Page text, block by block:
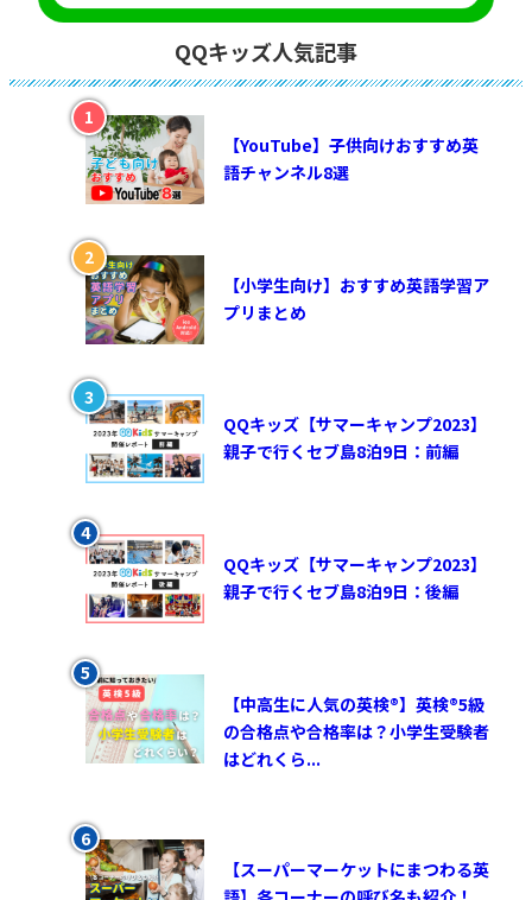
QQキッズ人気記事
【YouTube】子供向けおすすめ英
語チャンネル8選
【小学生向け】おすすめ英語学習ア
プリまとめ
QQキッズ【サマーキャンプ2023】
親子で行くセブ島8泊9日：前編
QQキッズ【サマーキャンプ2023】
親子で行くセブ島8泊9日：後編
【中高生に人気の英検®︎】英検®︎5級
の合格点や合格率は？小学生受験者
はどれくら...
【スーパーマーケットにまつわる英